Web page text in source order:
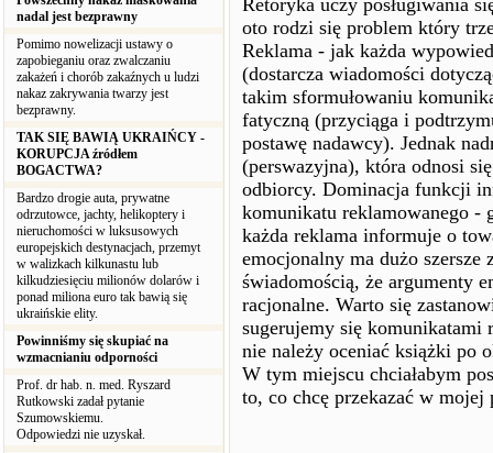
nadal jest bezprawny
Pomimo nowelizacji ustawy o
zapobieganiu oraz zwalczaniu
zakażeń i chorób zakaźnych u ludzi
nakaz zakrywania twarzy jest
bezprawny.
TAK SIĘ BAWIĄ UKRAIŃCY -
KORUPCJA źródłem
BOGACTWA?
Bardzo drogie auta, prywatne
odrzutowce, jachty, helikoptery i
nieruchomości w luksusowych
europejskich destynacjach, przemyt
w walizkach kilkunastu lub
kilkudziesięciu milionów dolarów i
ponad miliona euro tak bawią się
ukraińskie elity.
Powinniśmy się skupiać na
wzmacnianiu odporności
Prof. dr hab. n. med. Ryszard
Rutkowski zadał pytanie
Szumowskiemu.
Odpowiedzi nie uzyskał.
Retoryka uczy posługiwania
oto rodzi się problem który
Reklama - jak każda
(dostarcza wiadomości
takim sformułowaniu
fatyczną (przyciąga i
postawę nadawcy). Jednak
(perswazyjna), która odnosi
odbiorcy. Dominacja funkcji
komunikatu reklamowanego -
każda reklama informuje o
emocjonalny ma dużo szersze
świadomością, że argumenty
racjonalne. Warto się
sugerujemy się komunikatami
nie należy oceniać książki po
W tym miejscu chciałabym
to, co chcę przekazać w mojej